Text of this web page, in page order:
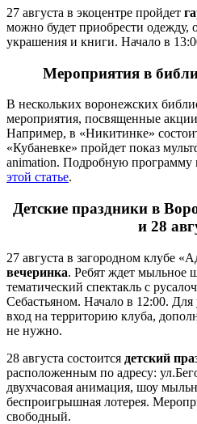
27 августа в экоцентре пройдет
можно будет приобрести одежду,
украшения и книги. Начало в
Мероприятия в
В нескольких воронежских
мероприятия, посвященные
Например, в «Никитинке»
«Кубаневке» пройдет показ
animation. Подробную программу
этой статье.
Детские праздники в
и 28
27 августа в загородном клубе
вечеринка. Ребят ждет мыльное
тематический спектакль с
Себастьяном. Начало в 12:00.
вход на территорию клуба,
не нужно.
28 августа состоится детский
расположенным по адресу:
двухчасовая анимация, шоу
беспроигрышная лотерея.
свободный.